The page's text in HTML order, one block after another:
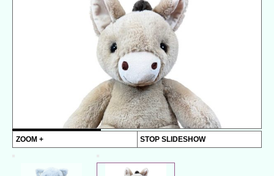
ZOOM + STOP SLIDESHOW